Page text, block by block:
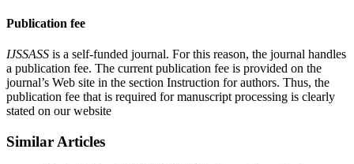
Publication fee
IJSSASS is a self-funded journal. For this reason, the journal handles
a publication fee. The current publication fee is provided on the
journal’s Web site in the section Instruction for authors. Thus, the
publication fee that is required for manuscript processing is clearly
stated on our website
Similar Articles